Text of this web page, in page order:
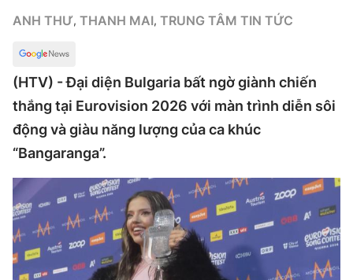
ANH THƯ, THANH MAI, TRUNG TÂM TIN TỨC
(HTV) - Đại diện Bulgaria bất ngờ giành chiến
thắng tại Eurovision 2026 với màn trình diễn sôi
động và giàu năng lượng của ca khúc
“Bangaranga”.